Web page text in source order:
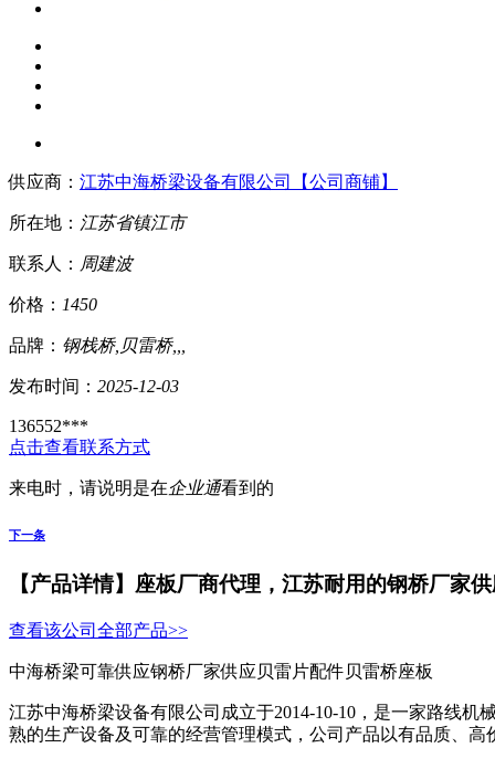
供应商： 江苏中海桥梁设备有限公司【公司商铺】
所在地： 江苏省镇江市
联系人： 周建波
价格： 1450
品牌： 钢栈桥,贝雷桥,,,
发布时间： 2025-12-03
136552***
点击查看联系方式
来电时，请说明是在企业通看到的
下一条
【产品详情】 座板厂商代理，江苏耐用的钢桥厂家
查看该公司全部产品>>
中海桥梁可靠供应钢桥厂家供应贝雷片配件贝雷桥座板
江苏中海桥梁设备有限公司成立于2014-10-10，是一家路线
熟的生产设备及可靠的经营管理模式，公司产品以有品质、